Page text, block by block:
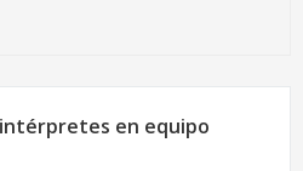
en equipo